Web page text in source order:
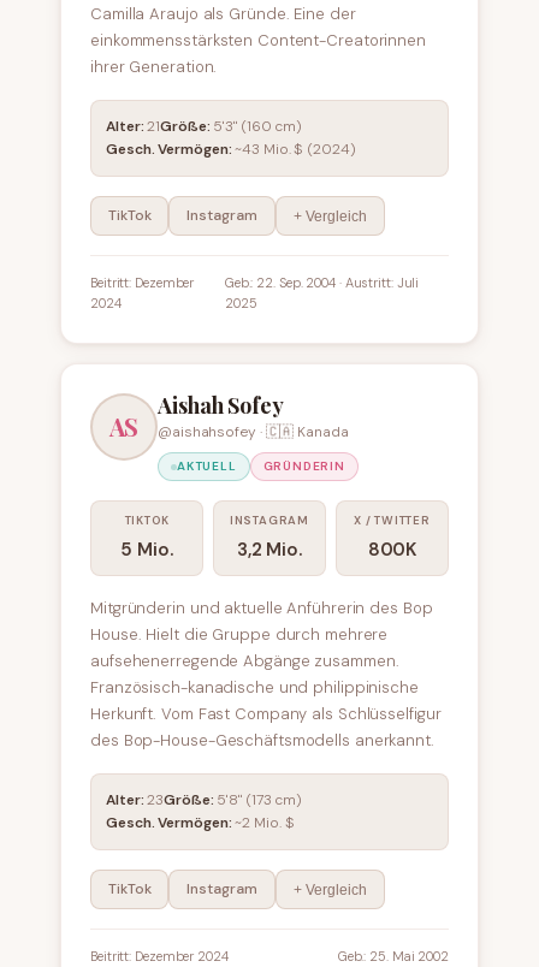
Camilla Araujo als Gründe. Eine der
einkommensstärksten Content-Creatorinnen
ihrer Generation.
Alter:21Größe: 5'3" (160 cm)
Gesch. Vermögen:~43 Mio. $ (2024)
TikTok Instagram + Vergleich
Beitritt: Dezember
2024
Geb.: 22. Sep. 2004 · Austritt: Juli
2025
AS
Aishah Sofey
@aishahsofey · 🇨🇦 Kanada
AKTUELL GRÜNDERIN
TIKTOK
5 Mio.
INSTAGRAM
3,2 Mio.
X / TWITTER
800K
Mitgründerin und aktuelle Anführerin des Bop
House. Hielt die Gruppe durch mehrere
aufsehenerregende Abgänge zusammen.
Französisch-kanadische und philippinische
Herkunft. Vom Fast Company als Schlüsselfigur
des Bop-House-Geschäftsmodells anerkannt.
Alter:23Größe: 5'8" (173 cm)
Gesch. Vermögen:~2 Mio. $
TikTok Instagram + Vergleich
Beitritt: Dezember 2024 Geb.: 25. Mai 2002